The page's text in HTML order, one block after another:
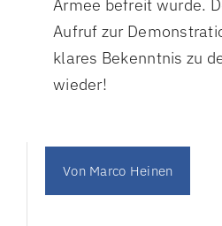
Armee befreit wurde.
Aufruf zur
klares Bekenntnis zu
wieder!
Von Marco Heinen